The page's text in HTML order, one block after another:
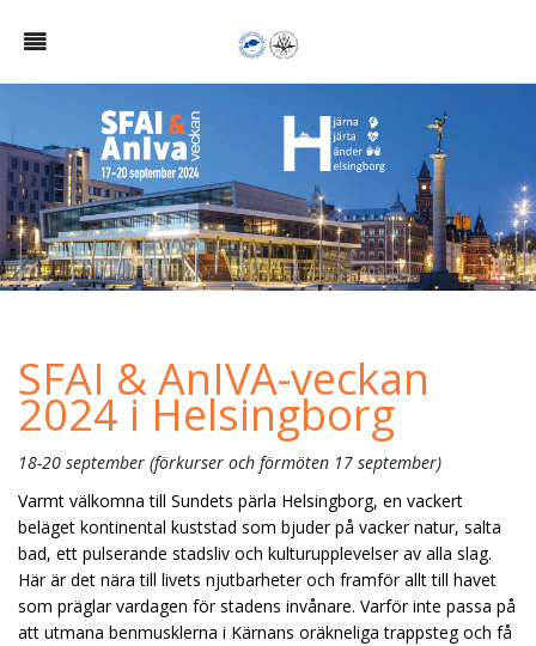
SFAI & AnIVA-veckan
2024 i Helsingborg
18-20 september (förkurser och förmöten 17 september)
Varmt välkomna till Sundets pärla Helsingborg, en vackert
beläget kontinental kuststad som bjuder på vacker natur, salta
bad, ett pulserande stadsliv och kulturupplevelser av alla slag.
Här är det nära till livets njutbarheter och framför allt till havet
som präglar vardagen för stadens invånare. Varför inte passa på
att utmana benmusklerna i Kärnans oräkneliga trappsteg och få